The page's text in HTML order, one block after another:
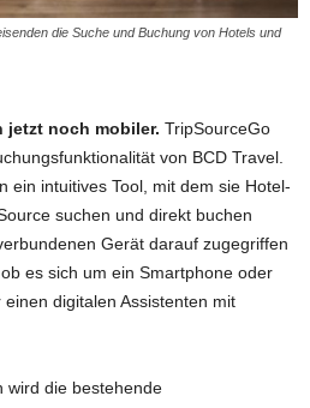
die Suche und Buchung von Hotels und
jetzt noch mobiler. TripSourceGo
von BCD Travel.
ein intuitives Tool, mit dem sie Hotel-
suchen und direkt buchen
Gerät darauf zugegriffen
es sich um ein Smartphone oder
digitalen Assistenten mit
wird die bestehende